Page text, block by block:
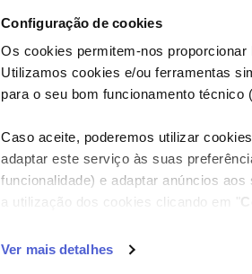
Configuração de cookies
Os cookies permitem-nos
Utilizamos cookies e/ou ferramentas
para o seu bom funcionamento
Caso aceite, poderemos utilizar
adaptar este serviço às suas
funcionalidade) e adaptar anúncios
a utilização dos cookies clicando em "
Ver mais detalhes